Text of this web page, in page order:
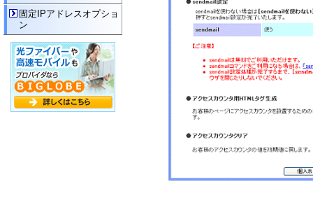
固定IPアドレスオプショ
ン